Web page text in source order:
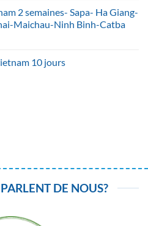
2 semaines- Sapa- Ha Giang-
Maichau-Ninh Binh-Catba
10 jours
DE NOUS?